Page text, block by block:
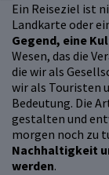
Ein Reiseziel ist
Landkarte oder
Gegend, eine
Wesen, das die
die wir als
wir als Touristen
Bedeutung. Die
gestalten und
morgen noch zu
Nachhaltigkeit
werden.